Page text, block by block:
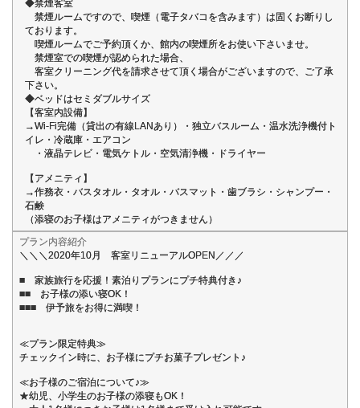
◆禁煙客室
禁煙ルームですので、喫煙（電子タバコを含みます）は固くお断りし
ております。
喫煙ルームでご予約頂くか、館内の喫煙所をお使い下さいませ。
禁煙室での喫煙が認められた場合、
客室クリーニング代を請求させて頂く場合がございますので、ご了承
下さい。
◆ベッドはセミダブルサイズ
【客室内設備】
→Wi-Fi完備（貸出の有線LANあり）・独立バスルーム・温水洗浄機付ト
イレ・冷蔵庫・エアコン
・液晶テレビ・電気ケトル・空気清浄機・ドライヤー
【アメニティ】
→作務衣・バスタオル・タオル・バスマット・歯ブラシ・シャンプー・
石鹸
（添寝のお子様はアメニティがつきません）
プラン内容紹介
＼＼＼2020年10月 客室リニューアルOPEN／／／
■ 家族旅行を応援！素泊りプランにプチ特典付き♪
■■ お子様の添い寝OK！
■■■ 伊予旅をお得に満喫！
≪プラン限定特典≫
チェックイン時に、お子様にプチお菓子プレゼント♪
≪お子様のご宿泊について♪≫
★幼児、小学生のお子様の添寝もOK！